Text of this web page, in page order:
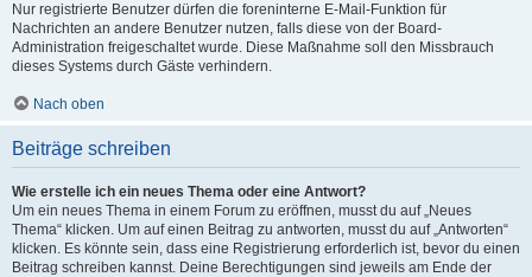
Nur registrierte Benutzer dürfen die foreninterne E-Mail-Funktion für
Nachrichten an andere Benutzer nutzen, falls diese von der Board-
Administration freigeschaltet wurde. Diese Maßnahme soll den Missbrauch
dieses Systems durch Gäste verhindern.
Nach oben
Beiträge schreiben
Wie erstelle ich ein neues Thema oder eine Antwort?
Um ein neues Thema in einem Forum zu eröffnen, musst du auf „Neues
Thema“ klicken. Um auf einen Beitrag zu antworten, musst du auf „Antworten“
klicken. Es könnte sein, dass eine Registrierung erforderlich ist, bevor du einen
Beitrag schreiben kannst. Deine Berechtigungen sind jeweils am Ende der